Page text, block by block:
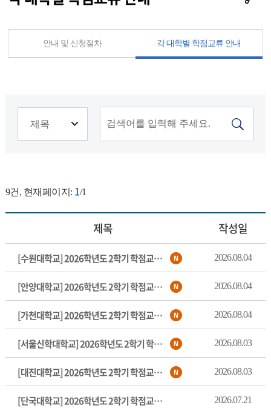
안내 및 신청절차 각 대학별 학점교류 안내
9건, 현재페이지: 1/1
제목 작성일
[수원대학교] 2026학년도 2학기 학점교류 안내 2026.08.04
[안양대학교] 2026학년도 2학기 학점교류 안내 2026.08.04
[가천대학교] 2026학년도 2학기 학점교류 안내 2026.08.04
[서울신학대학교] 2026학년도 2학기 학점교류 안내 2026.08.03
[대진대학교] 2026학년도 2학기 학점교류 안내 2026.08.03
[단국대학교] 2026학년도 2학기 학점교류 안내 2026.07.21